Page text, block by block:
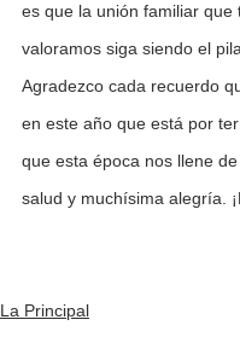
es que la unión familiar que
valoramos siga siendo el
Agradezco cada recuerdo
en este año que está por
que esta época nos llene
salud y muchísima alegría.
La Principal